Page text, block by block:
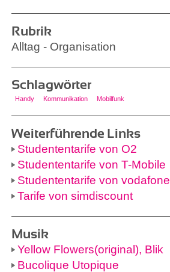
Rubrik
Alltag - Organisation
Schlagwörter
Handy Kommunikation Mobilfunk
Weiterführende Links
Studententarife von O2
Studententarife von T-Mobile
Studententarife von vodafone
Tarife von simdiscount
Musik
Yellow Flowers(original), Blik
Bucolique Utopique